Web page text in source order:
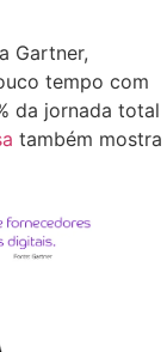
Gartner,
tempo com
da jornada total
também mostra